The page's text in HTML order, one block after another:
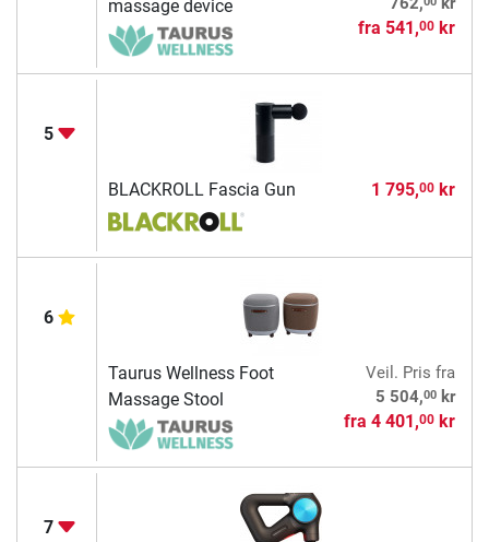
massage device
fra 541,00kr
5
BLACKROLL Fascia Gun 1 795,00kr
6
Taurus Wellness Foot
Massage Stool
Veil. Pris fra
5 504,00kr
fra 4 401,00kr
7